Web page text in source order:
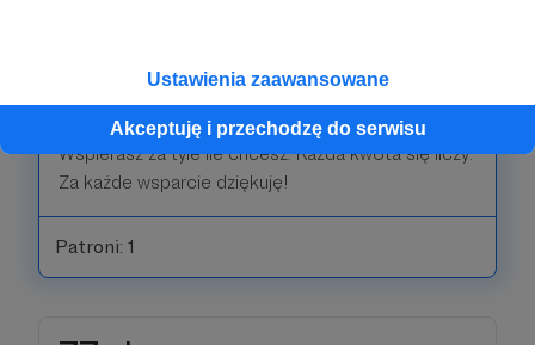
Ustawienia zaawansowane
Akceptuję i przechodzę do serwisu
Wspierasz za tyle ile chcesz. Każda kwota się liczy.
Za każde wsparcie dziękuję!
Patroni: 1